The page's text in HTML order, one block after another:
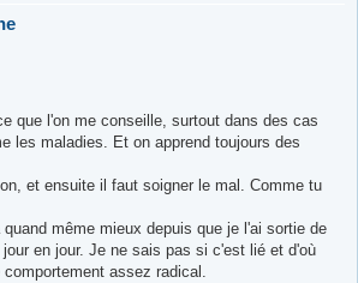
que l'on me conseille, surtout dans des cas
les maladies. Et on apprend toujours des
et ensuite il faut soigner le mal. Comme tu
même mieux depuis que je l'ai sortie de
en jour. Je ne sais pas si c'est lié et d'où
assez radical.